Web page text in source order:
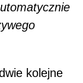
kolejne